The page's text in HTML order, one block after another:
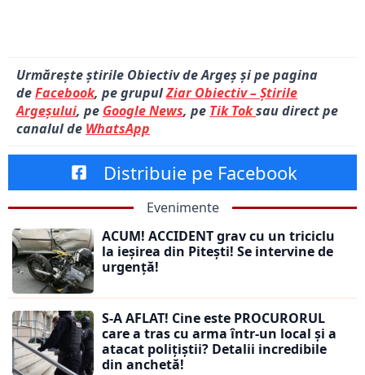
Urmărește știrile Obiectiv de Argeș și pe pagina
deFacebook, pe grupulZiar Obiectiv – Știrile
Argeșului, pe Google News, pe Tik Toksau direct pe
canalul de WhatsApp
Distribuie pe Facebook
Evenimente
ACUM! ACCIDENT grav cu un triciclu
la ieșirea din Pitești! Se intervine de
urgență!
S-A AFLAT! Cine este PROCURORUL
care a tras cu arma într-un local și a
atacat polițiștii? Detalii incredibile
din anchetă!